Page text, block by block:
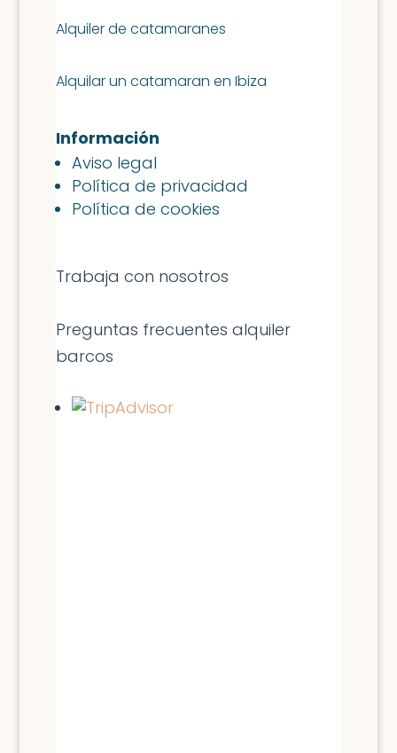
Alquiler de catamaranes
Alquilar un catamaran en Ibiza
Información
Aviso legal
Política de privacidad
Política de cookies
Trabaja con nosotros
Preguntas frecuentes alquiler
barcos